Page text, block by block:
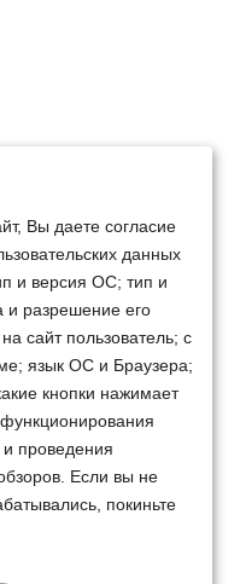
Вы даете согласие
данных
и версия ОС; тип и
и разрешение его
сайт пользователь; с
язык ОС и Браузера;
кнопки нажимает
и проведения
Если вы не
покиньте